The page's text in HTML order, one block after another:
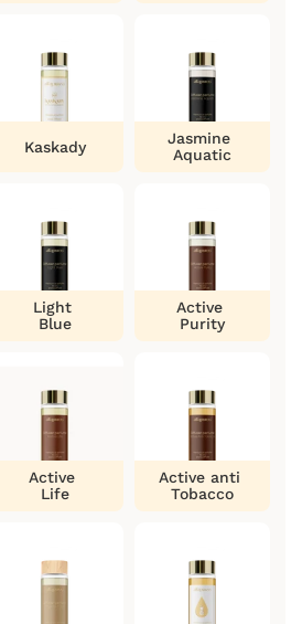
Kaskady
Jasmine
Aquatic
Light
Blue
Active
Purity
Active
Life
Active anti
Tobacco